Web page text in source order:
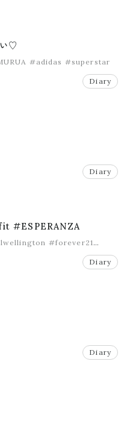
♡
#adidas #superstar
Diary
Diary
fit #ESPERANZA
#forever21
Diary
Diary